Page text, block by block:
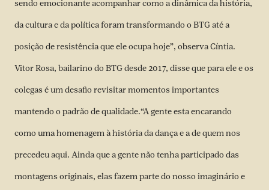
sendo emocionante acompanhar como a dinâmica da história,
da cultura e da política foram transformando o BTG até a
posição de resistência que ele ocupa hoje”, observa Cíntia.
Vitor Rosa, bailarino do BTG desde 2017, disse que para ele e os
colegas é um desafio revisitar momentos importantes
mantendo o padrão de qualidade.“A gente esta encarando
como uma homenagem à história da dança e a de quem nos
precedeu aqui. Ainda que a gente não tenha participado das
montagens originais, elas fazem parte do nosso imaginário e